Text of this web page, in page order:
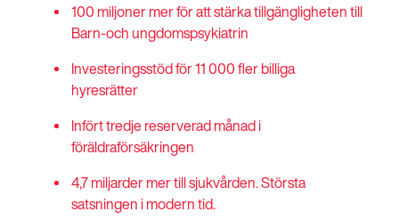
100 miljoner mer för att stärka tillgängligheten till
Barn-och ungdomspsykiatrin
Investeringsstöd för 11 000 fler billiga
hyresrätter
Infört tredje reserverad månad i
föräldraförsäkringen
4,7 miljarder mer till sjukvården. Största
satsningen i modern tid.